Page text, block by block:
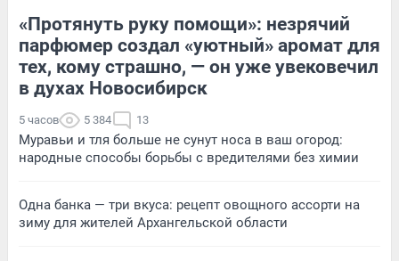
«Протянуть руку помощи»: незрячий
парфюмер создал «уютный» аромат для
тех, кому страшно, — он уже увековечил
в духах Новосибирск
5 часов 5 384 13
Муравьи и тля больше не сунут носа в ваш огород:
народные способы борьбы с вредителями без химии
Одна банка — три вкуса: рецепт овощного ассорти на
зиму для жителей Архангельской области